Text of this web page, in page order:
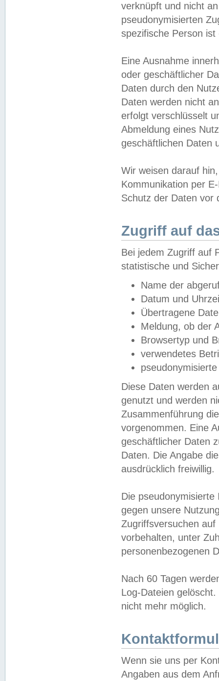
verknüpft und nicht
pseudonymisierten
spezifische Person
Eine Ausnahme
oder geschäftlicher
Daten durch den
Daten werden nicht
erfolgt verschlüsselt
Abmeldung eines
geschäftlichen Daten
Wir weisen darauf
Kommunikation per
Schutz der Daten vor
Zugriff auf
Bei jedem Zugriff auf
statistische und
Name der
Datum und
Übertragene
Meldung, ob der
Browsertyp und
verwendetes
Diese Daten werden
genutzt und werden
Zusammenführung
vorgenommen. Eine
geschäftlicher Daten
Daten. Die Angabe
ausdrücklich freiwillig.
Die
gegen unsere
Zugriffsversuchen
vorbehalten, unter
personenbezogenen
Nach 60 Tagen
Log-Dateien
nicht mehr möglich.
Wenn sie uns per
Angaben aus dem